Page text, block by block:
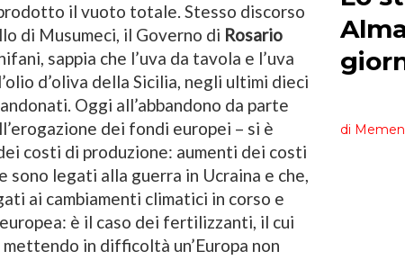
il vuoto totale. Stesso discorso
di Musumeci, il Governo di Rosario
sappia che l’uva da tavola e l’uva
d’oliva della Sicilia, negli ultimi dieci
Oggi all’abbandono da parte
dei fondi europei – si è
costi di produzione: aumenti dei costi
sono legati alla guerra in Ucraina e che,
ai cambiamenti climatici in corso e
è il caso dei fertilizzanti, il cui
in difficoltà un’Europa non